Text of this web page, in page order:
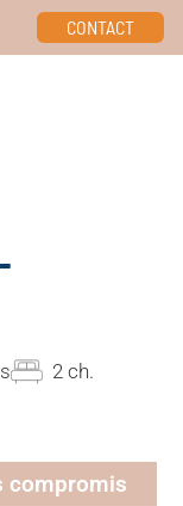
CONTACT
2 ch.
compromis